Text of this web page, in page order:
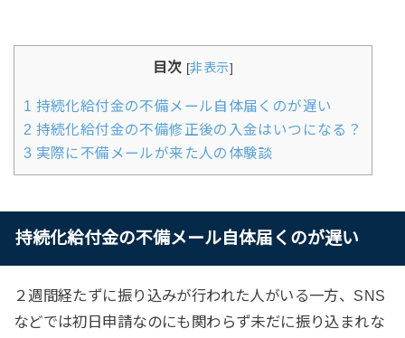
目次 [非表示]
1 持続化給付金の不備メール自体届くのが遅い
2 持続化給付金の不備修正後の入金はいつになる？
3 実際に不備メールが来た人の体験談
持続化給付金の不備メール自体届くのが遅い
２週間経たずに振り込みが行われた人がいる一方、SNS
などでは初日申請なのにも関わらず未だに振り込まれな